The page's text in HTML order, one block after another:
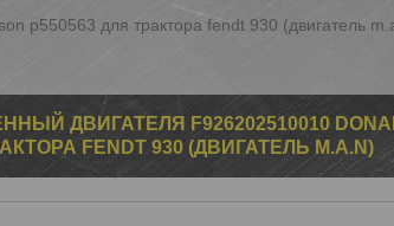
p550563 для трактора fendt 930 (двигатель
ДВИГАТЕЛЯ F926202510010
FENDT 930 (ДВИГАТЕЛЬ M.A.N)